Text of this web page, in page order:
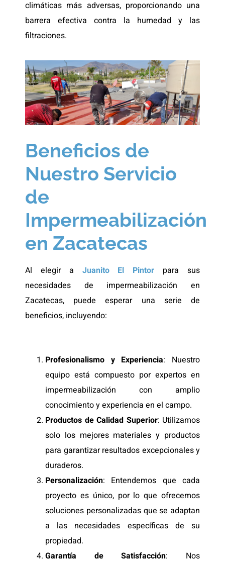
climáticas más adversas, proporcionando una
barrera efectiva contra la humedad y las
filtraciones.
Beneficios de
Nuestro Servicio
de
Impermeabilización
en Zacatecas
Al elegir a Juanito El Pintor para sus
necesidades de impermeabilización en
Zacatecas, puede esperar una serie de
beneficios, incluyendo:
Profesionalismo y Experiencia: Nuestro
equipo está compuesto por expertos en
impermeabilización con amplio
conocimiento y experiencia en el campo.
Productos de Calidad Superior: Utilizamos
solo los mejores materiales y productos
para garantizar resultados excepcionales y
duraderos.
Personalización: Entendemos que cada
proyecto es único, por lo que ofrecemos
soluciones personalizadas que se adaptan
a las necesidades específicas de su
propiedad.
Garantía de Satisfacción: Nos